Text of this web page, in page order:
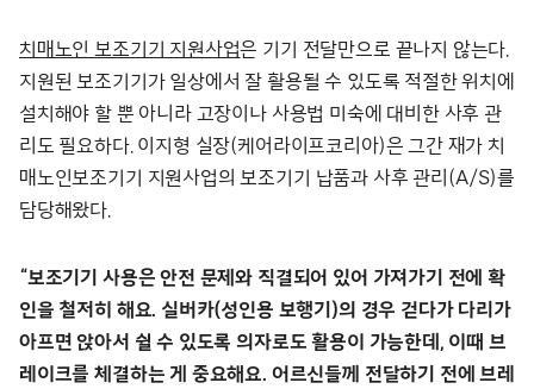
치매노인 보조기기 지원사업은 기기 전달만으로 끝나지 않는다.
지원된 보조기기가 일상에서 잘 활용될 수 있도록 적절한 위치에
설치해야 할 뿐 아니라 고장이나 사용법 미숙에 대비한 사후 관
리도 필요하다. 이지형 실장(케어라이프코리아)은 그간 재가 치
매노인보조기기 지원사업의 보조기기 납품과 사후 관리(A/S)를
담당해왔다.
“보조기기 사용은 안전 문제와 직결되어 있어 가져가기 전에 확
인을 철저히 해요. 실버카(성인용 보행기)의 경우 걷다가 다리가
아프면 앉아서 쉴 수 있도록 의자로도 활용이 가능한데, 이때 브
레이크를 체결하는 게 중요해요. 어르신들께 전달하기 전에 브레